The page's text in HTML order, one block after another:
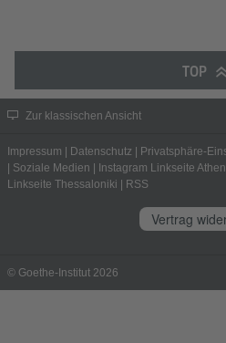
TOP
Zur klassischen Ansicht
Impressum Datenschutz Privatsphäre-
Soziale Medien Instagram Linkseite Athen
Linkseite Thessaloniki
RSS
Vertrag
© Goethe-Institut 2026